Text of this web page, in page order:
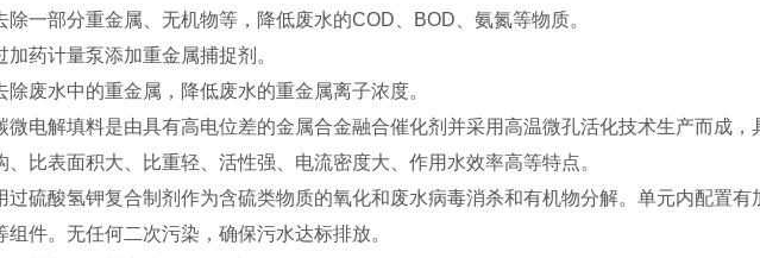
除一部分重金属、无机物等，降低废水的COD、BOD、氨氮等物质。
加药计量泵添加重金属捕捉剂。
除废水中的重金属，降低废水的重金属离子浓度。
微电解填料是由具有高电位差的金属合金融合催化剂并采用高温微孔活化技术生产而成
、比表面积大、比重轻、活性强、电流密度大、作用水效率高等特点。
过硫酸氢钾复合制剂作为含硫类物质的氧化和废水病毒消杀和有机物分解。单元内配置
组件。无任何二次污染，确保污水达标排放。